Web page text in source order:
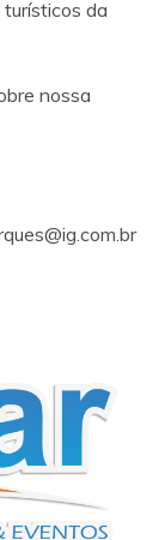
da
nossa